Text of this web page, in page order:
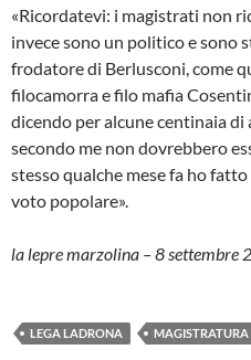
«Ricordatevi: i magistrati non
invece sono un politico e sono
frodatore di Berlusconi, come
filocamorra e filo mafia
dicendo per alcune centinaia
secondo me non dovrebbero
stesso qualche mese fa ho
voto popolare».
la lepre marzolina – 8 settembre
LEGA LADRONA MAGISTRATURA